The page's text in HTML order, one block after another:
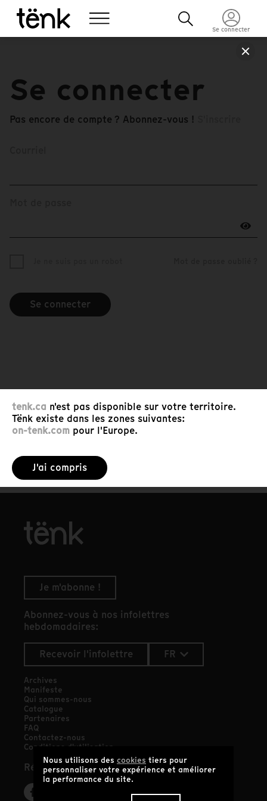
Se connecter
Se connecter
tenk.ca n'est pas disponible sur votre territoire.
Tënk existe dans les zones suivantes:
on-tenk.com pour l'Europe.
J'ai compris
Pas encore de compte ? Abonnez-vous !
Se connecter
Nous utilisons des cookies tiers pour
personnaliser votre expérience et améliorer
la performance du site.
Je m'abonne !
Abonnez-vous à nos infolettres
hebdomadaires:
Recevoir l'infolettre
FR
Archives
Manifeste
Qui sommes-nous
Catalogue
Partenaires
FAQ
Contactez-nous
Conditions d'utilisation
Réseaux sociaux